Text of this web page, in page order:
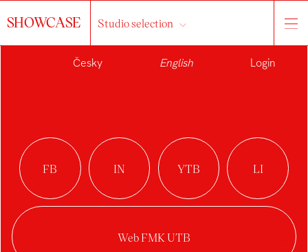
Česky English Login
SHOWCASE Studio selection
ALEXANDRA
RANDOVÁ